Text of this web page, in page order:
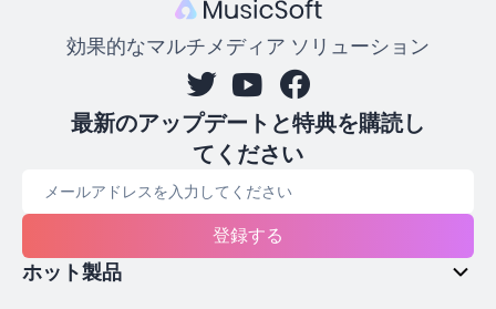
効果的なマルチメディア ソリューション
最新のアップデートと特典を購読し
てください
登録する
ホット製品